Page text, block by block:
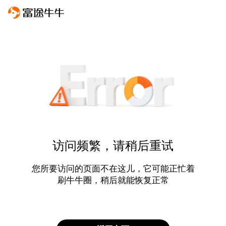
访问频繁，请稍后重试
您所要访问的页面不在这儿，它可能正忙着
刷牛牛圈，稍后就能恢复正常